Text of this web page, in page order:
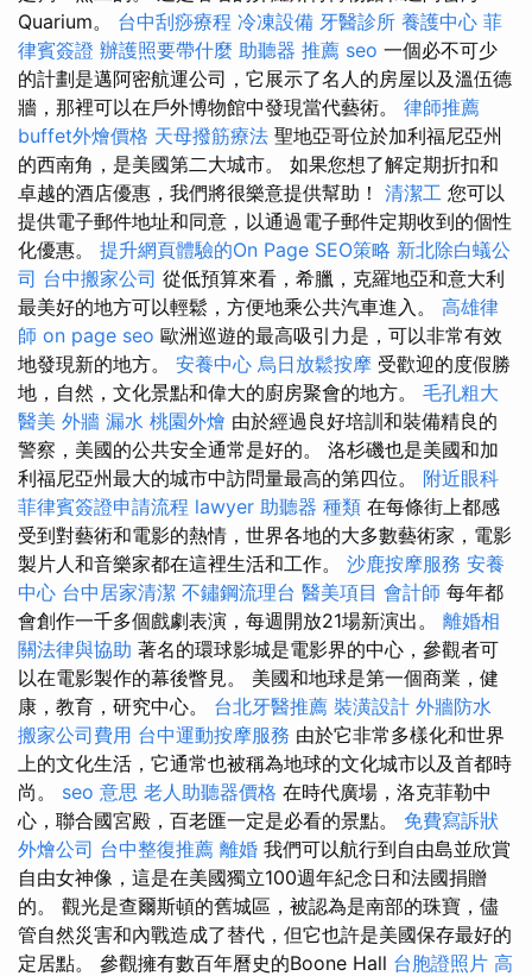
Quarium。 台中刮痧療程 冷凍設備 牙醫診所 養護中心 菲
律賓簽證 辦護照要帶什麼 助聽器 推薦 seo 一個必不可少
的計劃是邁阿密航運公司，它展示了名人的房屋以及溫伍德
牆，那裡可以在戶外博物館中發現當代藝術。 律師推薦
buffet外燴價格 天母撥筋療法 聖地亞哥位於加利福尼亞州
的西南角，是美國第二大城市。 如果您想了解定期折扣和
卓越的酒店優惠，我們將很樂意提供幫助！ 清潔工 您可以
提供電子郵件地址和同意，以通過電子郵件定期收到的個性
化優惠。 提升網頁體驗的On Page SEO策略 新北除白蟻公
司 台中搬家公司 從低預算來看，希臘，克羅地亞和意大利
最美好的地方可以輕鬆，方便地乘公共汽車進入。 高雄律
師 on page seo 歐洲巡遊的最高吸引力是，可以非常有效
地發現新的地方。 安養中心 烏日放鬆按摩 受歡迎的度假勝
地，自然，文化景點和偉大的廚房聚會的地方。 毛孔粗大
醫美 外牆 漏水 桃園外燴 由於經過良好培訓和裝備精良的
警察，美國的公共安全通常是好的。 洛杉磯也是美國和加
利福尼亞州最大的城市中訪問量最高的第四位。 附近眼科
菲律賓簽證申請流程 lawyer 助聽器 種類 在每條街上都感
受到對藝術和電影的熱情，世界各地的大多數藝術家，電影
製片人和音樂家都在這裡生活和工作。 沙鹿按摩服務 安養
中心 台中居家清潔 不鏽鋼流理台 醫美項目 會計師 每年都
會創作一千多個戲劇表演，每週開放21場新演出。 離婚相
關法律與協助 著名的環球影城是電影界的中心，參觀者可
以在電影製作的幕後瞥見。 美國和地球是第一個商業，健
康，教育，研究中心。 台北牙醫推薦 裝潢設計 外牆防水
搬家公司費用 台中運動按摩服務 由於它非常多樣化和世界
上的文化生活，它通常也被稱為地球的文化城市以及首都時
尚。 seo 意思 老人助聽器價格 在時代廣場，洛克菲勒中
心，聯合國宮殿，百老匯一定是必看的景點。 免費寫訴狀
外燴公司 台中整復推薦 離婚 我們可以航行到自由島並欣賞
自由女神像，這是在美國獨立100週年紀念日和法國捐贈
的。 觀光是查爾斯頓的舊城區，被認為是南部的珠寶，儘
管自然災害和內戰造成了替代，但它也許是美國保存最好的
定居點。 參觀擁有數百年曆史的Boone Hall 台胞證照片 高